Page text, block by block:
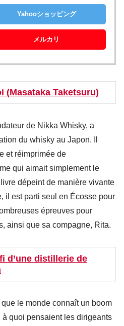
Yahooショッピング
メルカリ
(Masataka Taketsuru)
de Nikka Whisky, a
du whisky au Japon. Il
et réimprimée de
qui aimait simplement le
dépeint de manière vivante
il est parti seul en Écosse pour
épreuves pour
ainsi que sa compagne, Rita.
d’une distillerie de
le monde connaît un boom
quoi pensaient les dirigeants